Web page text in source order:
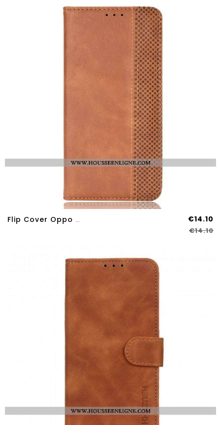
Flip Cover Oppo Find X3 Neo Effet Cuir Vintage Stylisé €14.10
€14.10